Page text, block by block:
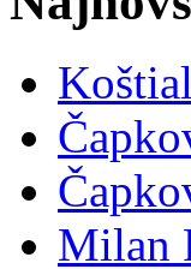
Milan